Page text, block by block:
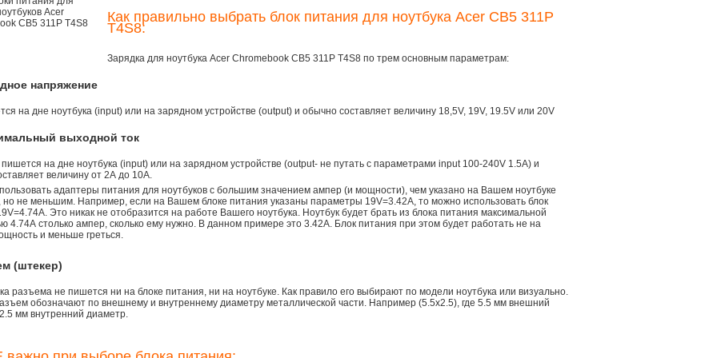
Как правильно выбрать блок питания для ноутбука Acer CB5 311P
T4S8:
Зарядка для ноутбука Acer Chromebook CB5 311P T4S8 по трем основным параметрам:
напряжение
на дне ноутбука (input) или на зарядном устройстве (output) и обычно составляет величину 18,5V, 19V, 19.5V или 20V
выходной ток
на дне ноутбука (input) или на зарядном устройстве (output- не путать с параметрами input 100-240V 1.5A) и
величину от 2А до 10A.
адаптеры питания для ноутбуков с большим значением ампер (и мощности), чем указано на Вашем ноутбуке
но не меньшим. Например, если на Вашем блоке питания указаны параметры 19V=3.42A, то можно использовать блок
Это никак не отобразится на работе Вашего ноутбука. Ноутбук будет брать из блока питания максимальной
4.74А столько ампер, сколько ему нужно. В данном примере это 3.42А. Блок питания при этом будет работать не на
и меньше греться.
(штекер)
разъема не пишется ни на блоке питания, ни на ноутбуке. Как правило его выбирают по модели ноутбука или визуально.
обозначают по внешнему и внутреннему диаметру металлической части. Например (5.5x2.5), где 5.5 мм внешний
мм внутренний диаметр.